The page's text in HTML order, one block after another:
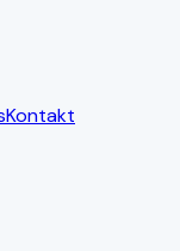
Kontakt